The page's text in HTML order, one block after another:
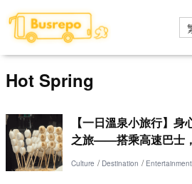
Hot Spring
【一日溫泉小旅行】
之旅——搭乘高速巴士
Culture Destination Entertainment